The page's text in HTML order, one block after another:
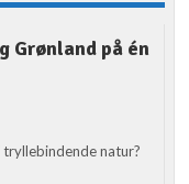
Grønland på én
natur?